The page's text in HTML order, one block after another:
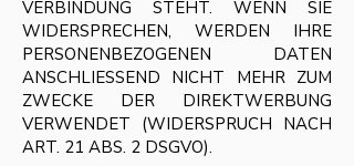
VERBINDUNG STEHT. WENN SIE
WIDERSPRECHEN, WERDEN IHRE
PERSONENBEZOGENEN DATEN
ANSCHLIESSEND NICHT MEHR ZUM
ZWECKE DER DIREKTWERBUNG
VERWENDET (WIDERSPRUCH NACH
ART. 21 ABS. 2 DSGVO).